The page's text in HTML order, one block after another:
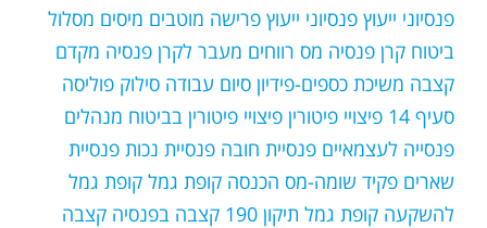
פנסיוני ייעוץ פנסיוני ייעוץ פרישה מוטבים מיסים מסלול
ביטוח קרן פנסיה מס רווחים מעבר לקרן פנסיה מקדם
קצבה משיכת כספים-פידיון סיום עבודה סילוק פוליסה
סעיף 14
פיצויי פיטורין פיצויי פיטורין בביטוח מנהלים
פנסייה לעצמאיים פנסיית חובה פנסיית נכות פנסיית
שארים פקיד שומה-מס הכנסה קופת גמל קופת גמל
להשקעה קופת גמל תיקון 190 קצבה בפנסיה קצבה